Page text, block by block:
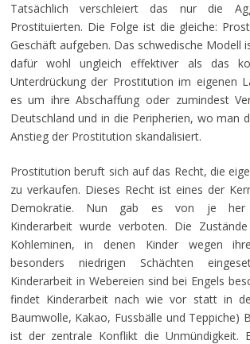
Tatsächlich verschleiert das nur die
Prostituierten. Die Folge ist die gleiche:
Geschäft aufgeben. Das schwedische Modell
dafür wohl ungleich effektiver als das
Unterdrückung der Prostitution im eigenen
es um ihre Abschaffung oder zumindest
Deutschland und in die Peripherien, wo man
Anstieg der Prostitution skandalisiert.
Prostitution beruft sich auf das Recht, die
zu verkaufen. Dieses Recht ist eines der
Demokratie. Nun gab es von je her
Kinderarbeit wurde verboten. Die
Kohleminen, in denen Kinder wegen
besonders niedrigen Schächten
Kinderarbeit in Webereien sind bei Engels
findet Kinderarbeit nach wie vor statt in
Baumwolle, Kakao, Fussbälle und Teppiche)
ist der zentrale Konflikt die Unmündigkeit.